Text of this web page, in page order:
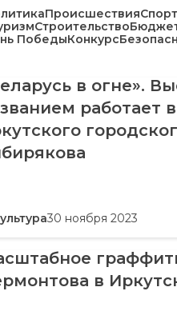
ПроисшествияСпорт
Строительство
ПобедыКонкурс
в огне».
работает
30 ноября 2023
в